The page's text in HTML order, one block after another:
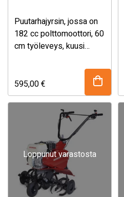
ympäri. Harjan korkeutta
säädetään tarpeen
mukaan kahdesta
Luotettavat 14” Snow
Hog -renkaat takaavat
optimaalisen pidon.
STIGAn yhdenkäden
ohjaussysteemi
mahdollistaa turvallisen
ja mukavan käytön, ja
kaikki säätövivut ovat
käden ulottuvilla.
Ulkokäyttöön tarkoitettu
harjalaite on
Puutarhajyrsin, jossa on
182 cc polttomoottori, 60
cm työleveys, kuusi
kuljetuspyörä edessä.
595,00€
Loppunut varastosta